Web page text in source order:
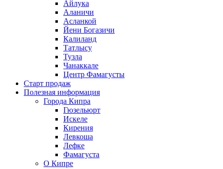
Айлука
Аланичи
Асланкой
Йени Богазичи
Калиланд
Татлысу
Тузла
Чанаккале
Центр Фамагусты
Старт продаж
Полезная информация
Города Кипра
Гюзельюрт
Искеле
Кирения
Левкоша
Лефке
Фамагуста
О Кипре